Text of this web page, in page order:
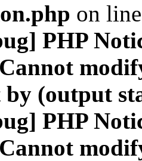
on
PHP
Cannot
by (output
PHP
Cannot